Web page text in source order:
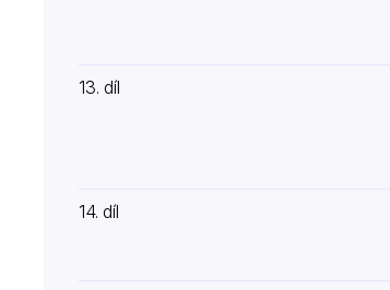
13. díl
14. díl